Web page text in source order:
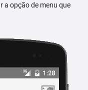
a opção de menu que